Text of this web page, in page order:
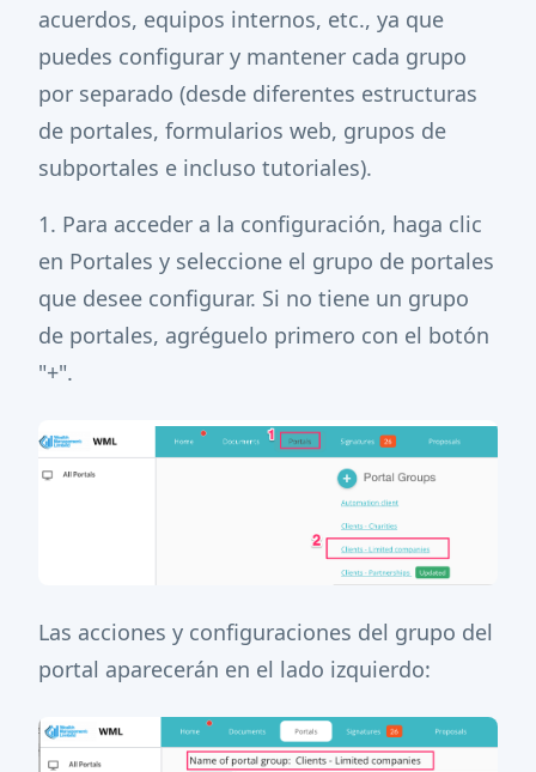
acuerdos, equipos internos, etc., ya que
puedes configurar y mantener cada grupo
por separado (desde diferentes estructuras
de portales, formularios web, grupos de
subportales e incluso tutoriales).
1. Para acceder a la configuración, haga clic
en Portales y seleccione el grupo de portales
que desee configurar. Si no tiene un grupo
de portales, agréguelo primero con el botón
"+".
Las acciones y configuraciones del grupo del
portal aparecerán en el lado izquierdo: